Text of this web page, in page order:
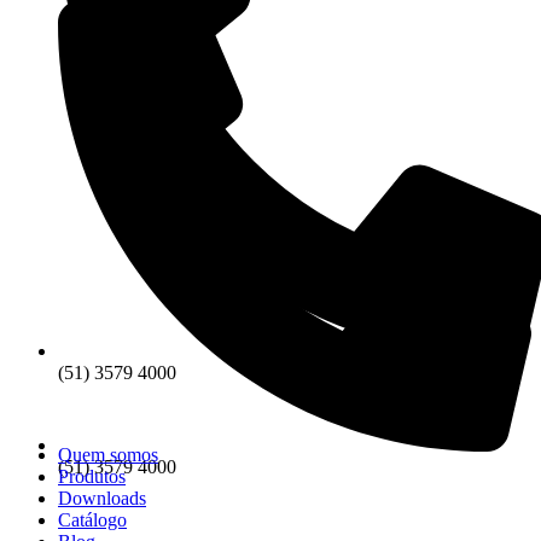
(51) 3579 4000
(51) 3579 4000
Quem somos
Produtos
Downloads
Catálogo